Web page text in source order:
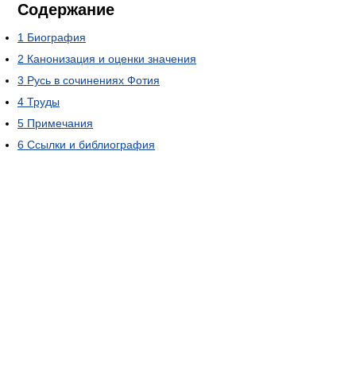
Содержание
1 Биография
2 Канонизация и оценки значения
3 Русь в сочинениях Фотия
4 Труды
5 Примечания
6 Ссылки и библиография